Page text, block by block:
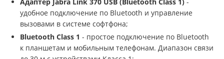
Адаптер Jabra Link 370 USB (Bluetooth Class 1) -
удобное подключение по Bluetooth и управление
вызовами в системе софтфона;
Bluetooth Class 1 - простое подключение по Bluetooth
к планшетам и мобильным телефонам. Диапазон связи